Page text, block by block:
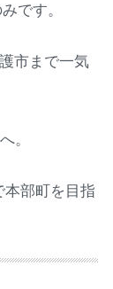
です。
市まで一気
。
本部町を目指